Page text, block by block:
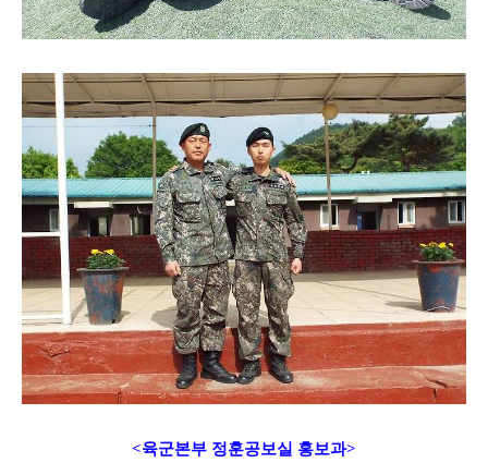
<육군본부 정훈공보실 홍보과>